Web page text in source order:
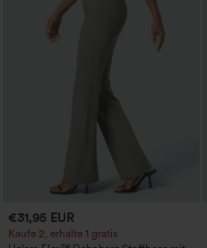
€31,95 EUR
Kaufe 2, erhalte 1 gratis